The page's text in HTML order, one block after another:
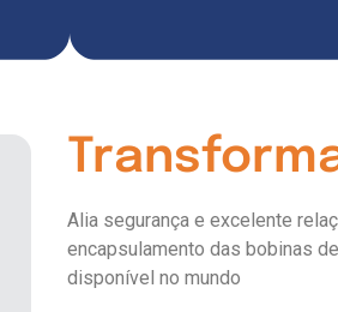
Alia segurança e excelente
encapsulamento das bobinas
disponível no mundo